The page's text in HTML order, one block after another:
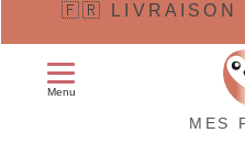
🇫🇷 LIVRAISON
Menu
MES